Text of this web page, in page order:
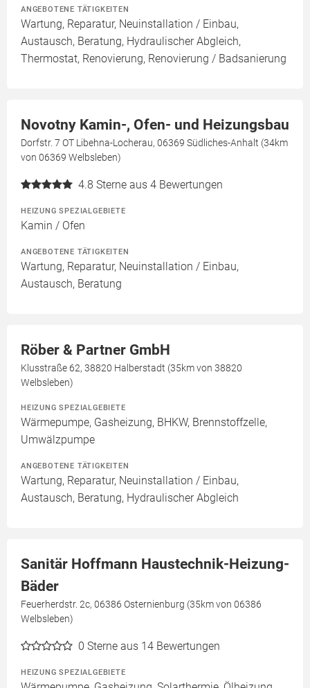
ANGEBOTENE TÄTIGKEITEN
Wartung, Reparatur, Neuinstallation / Einbau,
Austausch, Beratung, Hydraulischer Abgleich,
Thermostat, Renovierung, Renovierung / Badsanierung
Novotny Kamin-, Ofen- und Heizungsbau
Dorfstr. 7 OT Libehna-Locherau, 06369 Südliches-Anhalt (34km
von 06369 Welbsleben)
4.8 Sterne aus 4 Bewertungen
HEIZUNG SPEZIALGEBIETE
Kamin / Ofen
ANGEBOTENE TÄTIGKEITEN
Wartung, Reparatur, Neuinstallation / Einbau,
Austausch, Beratung
Röber & Partner GmbH
Klusstraße 62, 38820 Halberstadt (35km von 38820
Welbsleben)
HEIZUNG SPEZIALGEBIETE
Wärmepumpe, Gasheizung, BHKW, Brennstoffzelle,
Umwälzpumpe
ANGEBOTENE TÄTIGKEITEN
Wartung, Reparatur, Neuinstallation / Einbau,
Austausch, Beratung, Hydraulischer Abgleich
Sanitär Hoffmann Haustechnik-Heizung-
Bäder
Feuerherdstr. 2c, 06386 Osternienburg (35km von 06386
Welbsleben)
0 Sterne aus 14 Bewertungen
HEIZUNG SPEZIALGEBIETE